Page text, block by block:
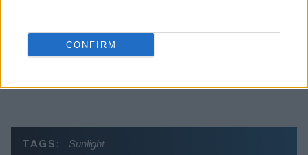
CONFIRM
έναρξη μιας επικίνδυνης εποχής
κυβερνοεπιθέσεων με AI
TAGS: Sunlight